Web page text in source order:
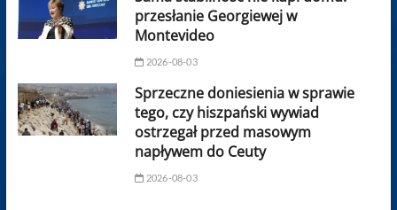
przesłanie Georgiewej w
Montevideo
2026-08-03
Sprzeczne doniesienia w sprawie
tego, czy hiszpański wywiad
ostrzegał przed masowym
napływem do Ceuty
2026-08-03